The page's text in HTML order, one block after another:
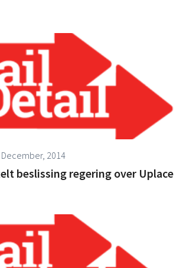
December, 2014
beslissing regering over Uplace